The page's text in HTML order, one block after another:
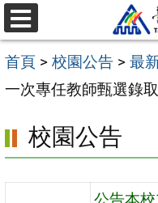
跳
至
主
要
容
區
選
單
首頁 > 校園公告 > 最
一次專任教師甄選錄
校園公告
公告本